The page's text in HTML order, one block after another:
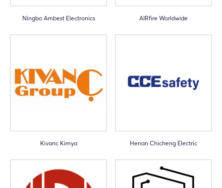
Ningbo Ambest Electronics AIRfire Worldwide
Kivanc Kimya Henan Chicheng Electric